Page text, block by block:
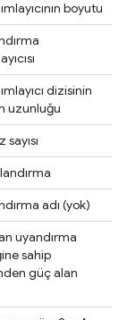
boyutu
dizisinin
uzunluğu
adı (yok)
uyandırma
sahip
güç alan